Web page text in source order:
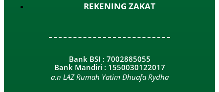
REKENING ZAKAT
Bank BSI : 7002885055
Bank Mandiri : 1550030122017
a.n LAZ Rumah Yatim Dhuafa Rydha